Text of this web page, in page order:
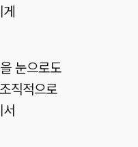
눈으로도
직적으로